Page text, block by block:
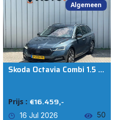
Algemeen
Skoda Octavia Combi 1.5 e-TSI DSG Business+ 1E EIG DEALEROND|TREKHAAK|VIRTUALCOCKPIT|CARPLAY|AMBIENT.LIGHT|STOEL+STUURVRM|
Prijs : €16.459,-
16 Jul 2026 50